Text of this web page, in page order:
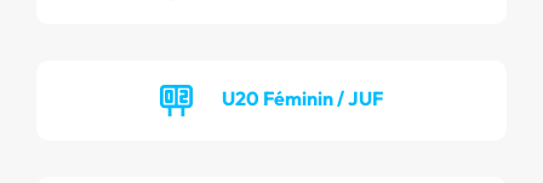
U20 Féminin / JUF